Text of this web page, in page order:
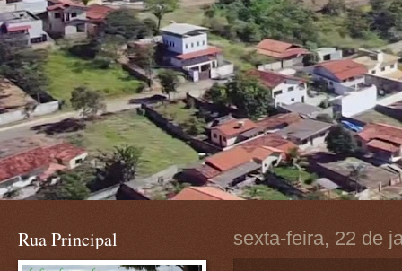
sexta-feira, 22 de
Rua Principal